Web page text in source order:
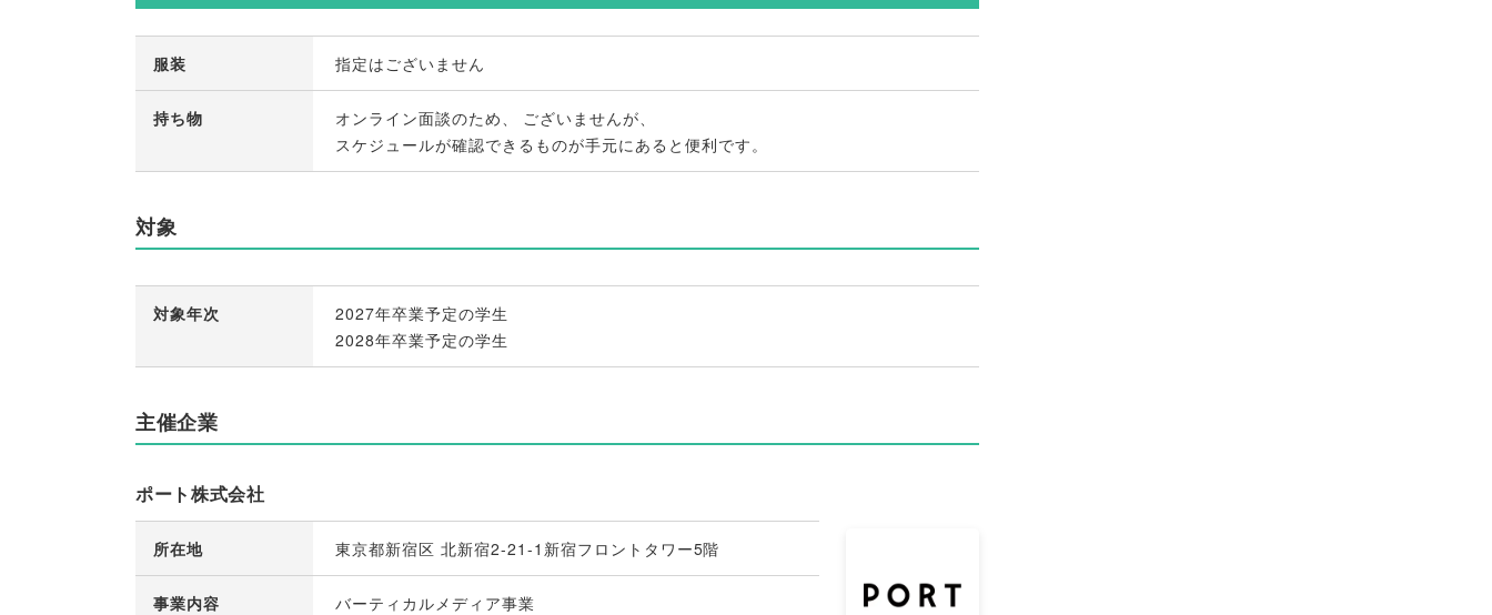
服装 指定はございません
持ち物 オンライン面談のため ございませんが
スケジュールが確認できるものが手元にあると便利です 。
対象
対象年次
2027年卒業予定の学生
2028年卒業予定の学生
主催企業
ポート株式会社
所在地 東京都新宿区 北新宿2-21-1新宿フロントタワー5階
事業内容
バーティカルメディア事業